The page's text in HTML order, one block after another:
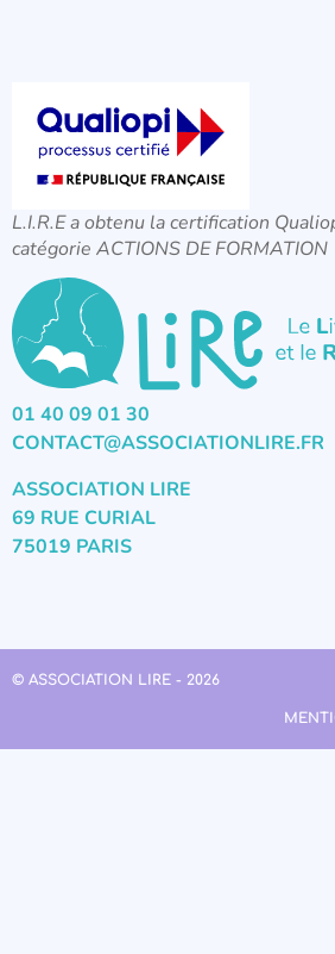
L.I.R.E a obtenu la certification
catégorie ACTIONS DE FORMATION
01 40 09 01 30
CONTACT@ASSOCIATIONLIRE.FR
ASSOCIATION LIRE
69 RUE CURIAL
75019 PARIS
© ASSOCIATION LIRE - 2026